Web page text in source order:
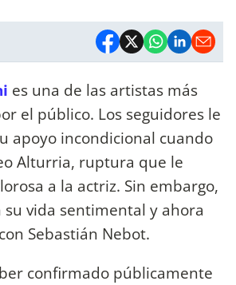
es una de las artistas más
el público. Los seguidores le
apoyo incondicional cuando
Alturria, ruptura que le
a la actriz. Sin embargo,
vida sentimental y ahora
Sebastián Nebot.
confirmado públicamente